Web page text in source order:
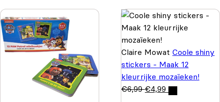
Claire Mowat Coole shiny
stickers - Maak 12
kleurrijke mozaïeken!
€6,99 €4,99